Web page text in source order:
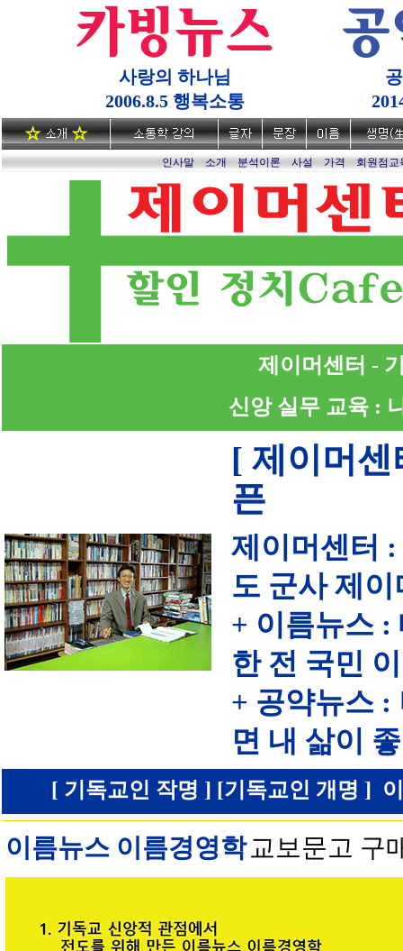
사랑의 하나님
2006.8.5 행복소통
인사말 소개 분석이론 사설 가격 회원점교
제이머센터 -
신앙 실무 교육 :
[ 제이머센
픈
제이머센터
도 군사 제
+ 이름뉴스 :
한 전 국민
+ 공약뉴스 :
면 내 삶이
[ 기독교인 작명 ] [기독교인 개명 ]
이름뉴스 이름경영학 교보문고 구